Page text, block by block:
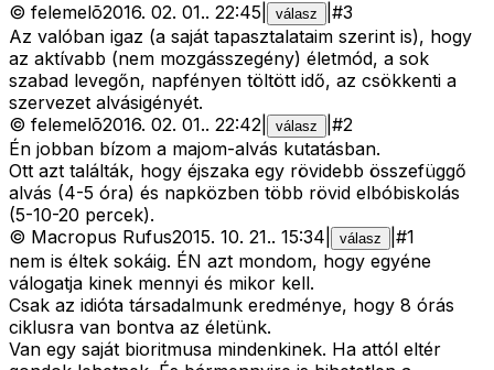
© felemelõ2016. 02. 01.. 22:45 válasz #3
Az valóban igaz (a saját tapasztalataim szerint is), hogy
az aktívabb (nem mozgásszegény) életmód, a sok
szabad levegőn, napfényen töltött idő, az csökkenti a
szervezet alvásigényét.
© felemelõ2016. 02. 01.. 22:42 válasz #2
Én jobban bízom a majom-alvás kutatásban.
Ott azt találták, hogy éjszaka egy rövidebb összefüggő
alvás (4-5 óra) és napközben több rövid elbóbiskolás
(5-10-20 percek).
© Macropus Rufus2015. 10. 21.. 15:34 válasz #1
nem is éltek sokáig. ÉN azt mondom, hogy egyéne
válogatja kinek mennyi és mikor kell.
Csak az idióta társadalmunk eredménye, hogy 8 órás
ciklusra van bontva az életünk.
Van egy saját bioritmusa mindenkinek. Ha attól eltér